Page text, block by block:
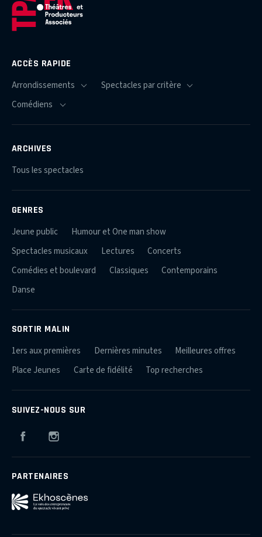
ACCÈS RAPIDE
ARCHIVES
Tous les spectacles
GENRES
Jeune public
Humour et One man show
Spectacles musicaux
Lectures
Concerts
Comédies et boulevard
Classiques
Contemporains
Danse
SORTIR MALIN
1ers aux premières Dernières minutes
Meilleures offres
Place Jeunes
Carte de fidélité Top recherches
SUIVEZ-NOUS SUR
Facebook
PARTENAIRES